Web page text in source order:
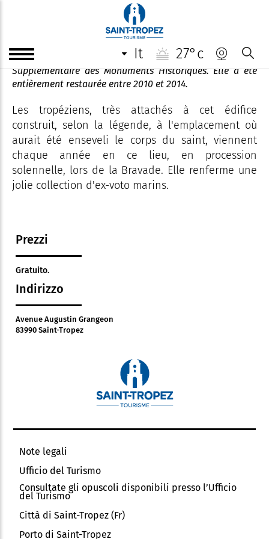
it 27°c
Cappella del convento
Edifiée en 1764 cette chapelle est Inscrite à l'Inventaire
Supplémentaire des Monuments Historiques. Elle a été
entièrement restaurée entre 2010 et 2014.
Les tropéziens, très attachés à cet édifice
construit, selon la légende, à l'emplacement où
aurait été enseveli le corps du saint, viennent
chaque année en ce lieu, en procession
solennelle, lors de la Bravade. Elle renferme une
jolie collection d'ex-voto marins.
Prezzi
Gratuito.
Indirizzo
Avenue Augustin Grangeon
83990 Saint-Tropez
Note legali
Ufficio del Turismo
Consultate gli opuscoli disponibili presso l’Ufficio
del Turismo
Città di Saint-Tropez (Fr)
Porto di Saint-Tropez